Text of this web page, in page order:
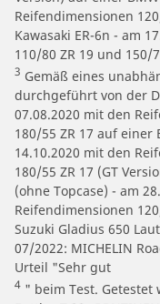
Reifendimensionen
Kawasaki ER-6n - am
110/80 ZR 19 und 150/
3 Gemäß eines
durchgeführt von der
07.08.2020 mit den
180/55 ZR 17 auf einer
14.10.2020 mit den
180/55 ZR 17 (GT
(ohne Topcase) - am
Reifendimensionen
Suzuki Gladius 650
07/2022: MICHELIN
Urteil "Sehr gut
4 " beim Test. Getestet